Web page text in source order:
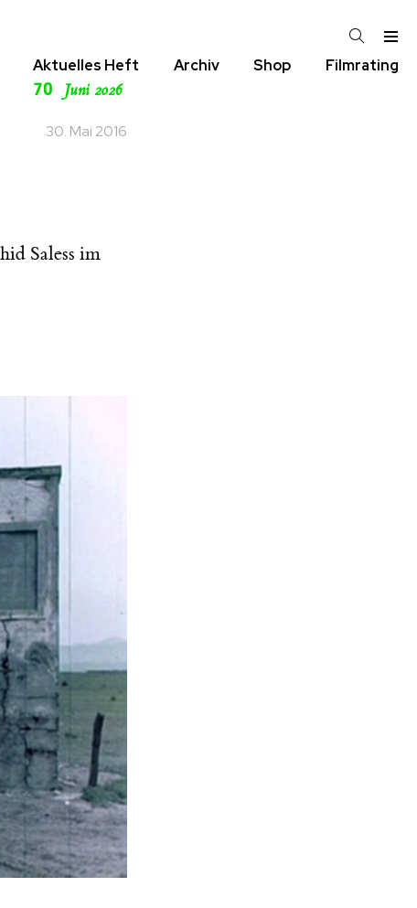
Aktuelles Heft
70 Juni 2026
Archiv Shop Filmrating
30. Mai 2016
Saless im